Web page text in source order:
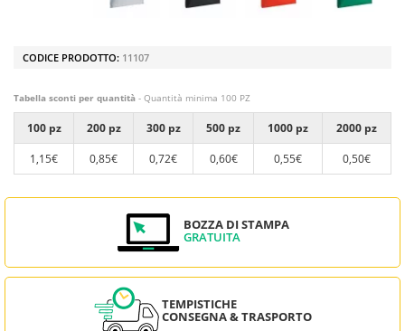
CODICE PRODOTTO: 11107
Tabella sconti per quantità - Quantità minima 100 PZ
100 pz 200 pz 300 pz 500 pz 1000 pz
2000 pz
1,15€
0,85€ 0,72€ 0,60€ 0,55€ 0,50€
BOZZA DI STAMPA
GRATUITA
TEMPISTICHE
CONSEGNA & TRASPORTO